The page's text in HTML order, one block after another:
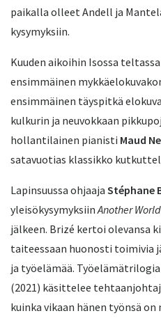
paikalla olleet Andell ja
kysymyksiin.
Kuuden aikoihin Isossa
ensimmäinen
ensimmäinen täyspitkä elokuva
kulkurin ja neuvokkaan
hollantilainen pianisti Maud
satavuotias klassikko
Lapinsuussa ohjaaja Stéphane
yleisökysymyksiin Another World
jälkeen. Brizé kertoi olevansa
taiteessaan huonosti toimivia
ja työelämää.
(2021) käsittelee
kuinka vikaan hänen työnsä on